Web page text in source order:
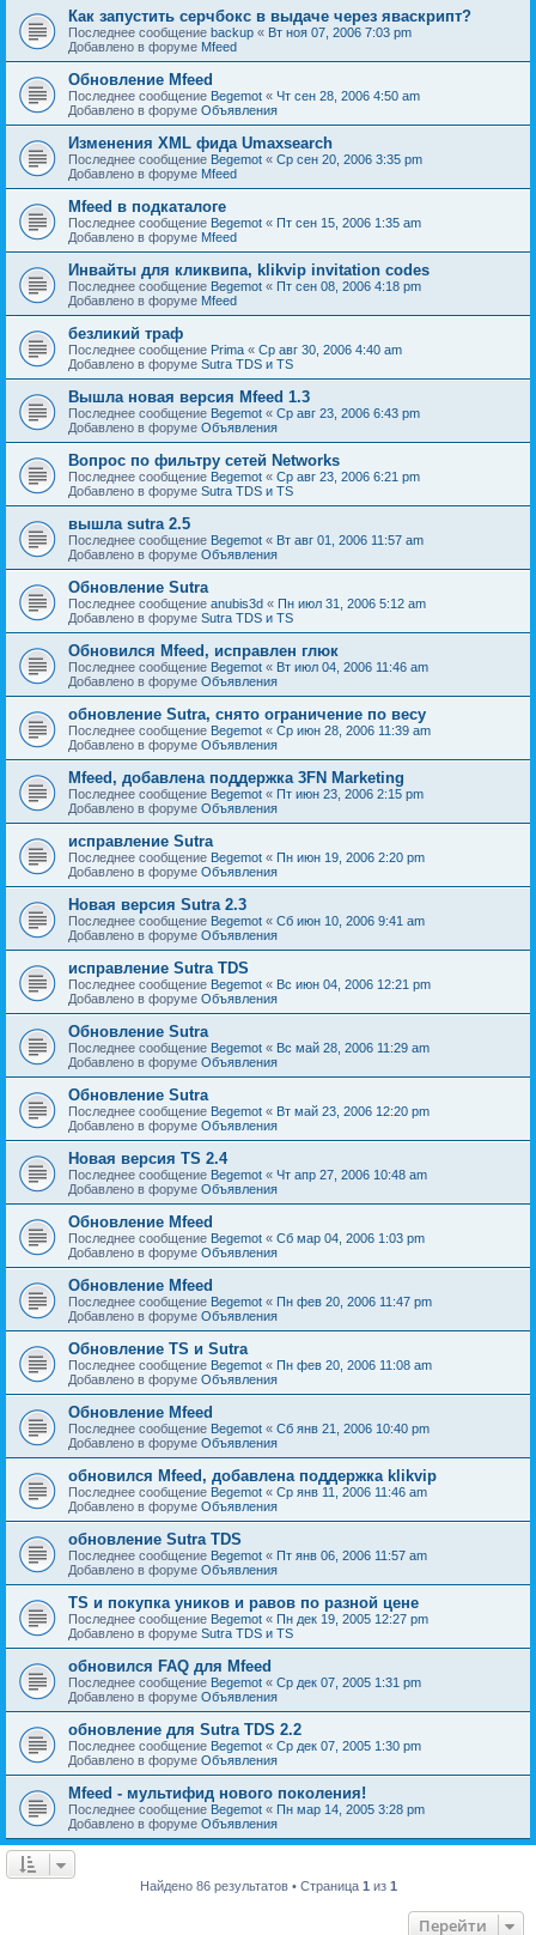
Как запустить серчбокс в выдаче через яваскрипт?
Последнее сообщение backup « Вт ноя 07, 2006 7:03 pm
Добавлено в форуме Mfeed
Обновление Mfeed
Последнее сообщение Begemot « Чт сен 28, 2006 4:50 am
Добавлено в форуме Объявления
Изменения XML фида Umaxsearch
Последнее сообщение Begemot « Ср сен 20, 2006 3:35 pm
Добавлено в форуме Mfeed
Mfeed в подкаталоге
Последнее сообщение Begemot « Пт сен 15, 2006 1:35 am
Добавлено в форуме Mfeed
Инвайты для кликвипа, klikvip invitation codes
Последнее сообщение Begemot « Пт сен 08, 2006 4:18 pm
Добавлено в форуме Mfeed
безликий траф
Последнее сообщение Prima « Ср авг 30, 2006 4:40 am
Добавлено в форуме Sutra TDS и TS
Вышла новая версия Mfeed 1.3
Последнее сообщение Begemot « Ср авг 23, 2006 6:43 pm
Добавлено в форуме Объявления
Вопрос по фильтру сетей Networks
Последнее сообщение Begemot « Ср авг 23, 2006 6:21 pm
Добавлено в форуме Sutra TDS и TS
вышла sutra 2.5
Последнее сообщение Begemot « Вт авг 01, 2006 11:57 am
Добавлено в форуме Объявления
Обновление Sutra
Последнее сообщение anubis3d « Пн июл 31, 2006 5:12 am
Добавлено в форуме Sutra TDS и TS
Обновился Mfeed, исправлен глюк
Последнее сообщение Begemot « Вт июл 04, 2006 11:46 am
Добавлено в форуме Объявления
обновление Sutra, снято ограничение по весу
Последнее сообщение Begemot « Ср июн 28, 2006 11:39 am
Добавлено в форуме Объявления
Mfeed, добавлена поддержка 3FN Marketing
Последнее сообщение Begemot « Пт июн 23, 2006 2:15 pm
Добавлено в форуме Объявления
исправление Sutra
Последнее сообщение Begemot « Пн июн 19, 2006 2:20 pm
Добавлено в форуме Объявления
Новая версия Sutra 2.3
Последнее сообщение Begemot « Сб июн 10, 2006 9:41 am
Добавлено в форуме Объявления
исправление Sutra TDS
Последнее сообщение Begemot « Вс июн 04, 2006 12:21 pm
Добавлено в форуме Объявления
Обновление Sutra
Последнее сообщение Begemot « Вс май 28, 2006 11:29 am
Добавлено в форуме Объявления
Обновление Sutra
Последнее сообщение Begemot « Вт май 23, 2006 12:20 pm
Добавлено в форуме Объявления
Новая версия TS 2.4
Последнее сообщение Begemot « Чт апр 27, 2006 10:48 am
Добавлено в форуме Объявления
Обновление Mfeed
Последнее сообщение Begemot « Сб мар 04, 2006 1:03 pm
Добавлено в форуме Объявления
Обновление Mfeed
Последнее сообщение Begemot « Пн фев 20, 2006 11:47 pm
Добавлено в форуме Объявления
Обновление TS и Sutra
Последнее сообщение Begemot « Пн фев 20, 2006 11:08 am
Добавлено в форуме Объявления
Обновление Mfeed
Последнее сообщение Begemot « Сб янв 21, 2006 10:40 pm
Добавлено в форуме Объявления
обновился Mfeed, добавлена поддержка klikvip
Последнее сообщение Begemot « Ср янв 11, 2006 11:46 am
Добавлено в форуме Объявления
обновление Sutra TDS
Последнее сообщение Begemot « Пт янв 06, 2006 11:57 am
Добавлено в форуме Объявления
TS и покупка уников и равов по разной цене
Последнее сообщение Begemot « Пн дек 19, 2005 12:27 pm
Добавлено в форуме Sutra TDS и TS
обновился FAQ для Mfeed
Последнее сообщение Begemot « Ср дек 07, 2005 1:31 pm
Добавлено в форуме Объявления
обновление для Sutra TDS 2.2
Последнее сообщение Begemot « Ср дек 07, 2005 1:30 pm
Добавлено в форуме Объявления
Mfeed - мультифид нового поколения!
Последнее сообщение Begemot « Пн мар 14, 2005 3:28 pm
Добавлено в форуме Объявления
Найдено 86 результатов • Страница 1 из 1
Перейти